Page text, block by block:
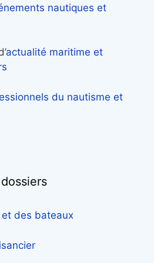
nautiques et
actualité maritime et
du nautisme et
des bateaux